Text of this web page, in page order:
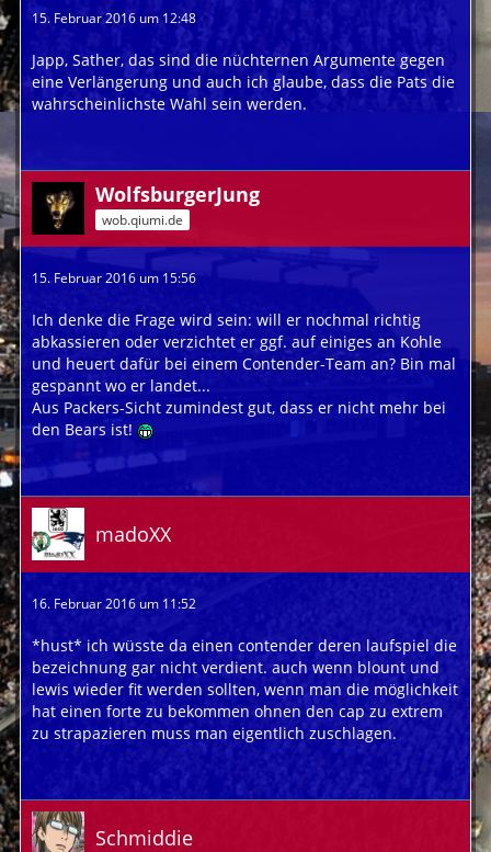
15. Februar 2016 um 12:48
Japp, Sather, das sind die nüchternen Argumente gegen
eine Verlängerung und auch ich glaube, dass die Pats die
wahrscheinlichste Wahl sein werden.
WolfsburgerJung
wob.qiumi.de
15. Februar 2016 um 15:56
Ich denke die Frage wird sein: will er nochmal richtig
abkassieren oder verzichtet er ggf. auf einiges an Kohle
und heuert dafür bei einem Contender-Team an? Bin mal
gespannt wo er landet...
Aus Packers-Sicht zumindest gut, dass er nicht mehr bei
den Bears ist!
madoXX
16. Februar 2016 um 11:52
*hust* ich wüsste da einen contender deren laufspiel die
bezeichnung gar nicht verdient. auch wenn blount und
lewis wieder fit werden sollten, wenn man die möglichkeit
hat einen forte zu bekommen ohnen den cap zu extrem
zu strapazieren muss man eigentlich zuschlagen.
Schmiddie